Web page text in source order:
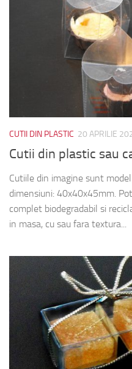
CUTII DIN PLASTIC 20 APRILIE
Cutii din plastic sau
Cutiile din imagine sunt
dimensiuni: 40x40x45mm.
complet biodegradabil si
in masa, cu sau fara textura...